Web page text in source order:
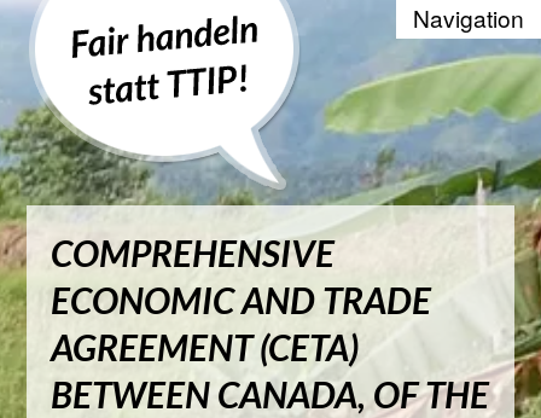
Recherche
EU-Dokumente
Parlamentarische Anfragen
LINKE Politik vs. TTIP & Co.
Studien und Hintergrund
Video
COMPREHENSIVE
ECONOMIC AND TRADE
AGREEMENT (CETA)
BETWEEN CANADA, OF THE